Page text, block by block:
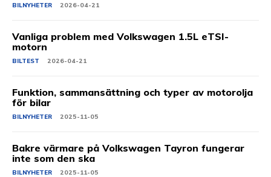
BILNYHETER 2026-04-21
Vanliga problem med Volkswagen 1.5L eTSI-
motorn
BILTEST 2026-04-21
Funktion, sammansättning och typer av motorolja
för bilar
BILNYHETER 2025-11-05
Bakre värmare på Volkswagen Tayron fungerar
inte som den ska
BILNYHETER 2025-11-05